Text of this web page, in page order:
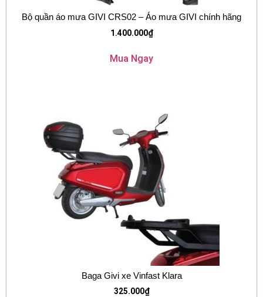
Bộ quần áo mưa GIVI CRS02 – Áo mưa GIVI chính hãng
1.400.000₫
Mua Ngay
Baga Givi xe Vinfast Klara
325.000₫